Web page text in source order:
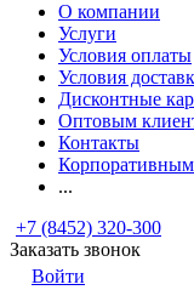
О компании
Услуги
Условия оплаты
Условия
Дисконтные
Оптовым
Контакты
...
+7 (8452) 320-300
Заказать звонок
Войти